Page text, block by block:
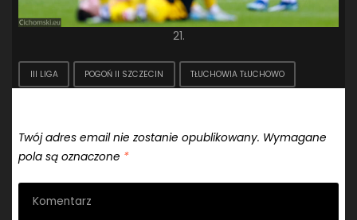
21.
III LIGA POGOŃ II SZCZECIN TŁUCHOWIA TŁUCHOWO
Twój adres email nie zostanie opublikowany. Wymagane
pola są oznaczone *